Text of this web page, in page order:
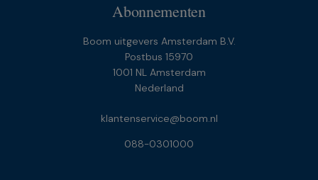
Abonnementen
Boom uitgevers Amsterdam B.V.
Postbus 15970
1001 NL Amsterdam
Nederland
klantenservice@boom.nl
088-0301000